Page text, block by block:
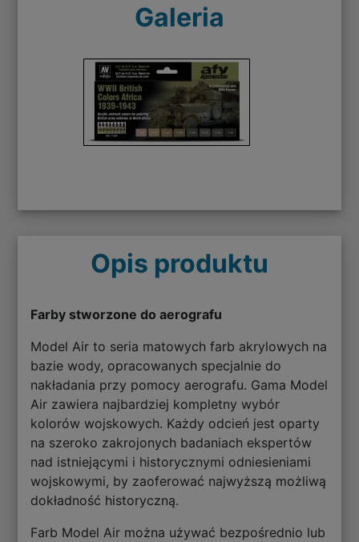
Galeria
Opis produktu
Farby stworzone do aerografu
Model Air to seria matowych farb akrylowych na
bazie wody, opracowanych specjalnie do
nakładania przy pomocy aerografu. Gama Model
Air zawiera najbardziej kompletny wybór
kolorów wojskowych. Każdy odcień jest oparty
na szeroko zakrojonych badaniach ekspertów
nad istniejącymi i historycznymi odniesieniami
wojskowymi, by zaoferować najwyższą możliwą
dokładność historyczną.
Farb Model Air można używać bezpośrednio lub